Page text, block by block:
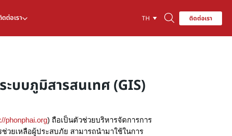
ต่อเรา TH ติดต่อเรา
บบภูมิสารสนเทศ (GIS)
phonphai.org) ถือเป็นตัวช่วยบริหารจัดการการ
วยเหลือผู้ประสบภัย สามารถนำมาใช้ในการ